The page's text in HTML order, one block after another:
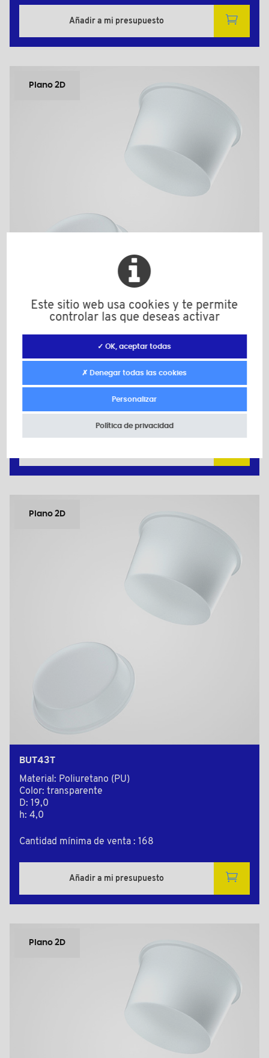
Añadir a mi presupuesto
Plano 2D
Material: Poliuretano (PU)
Color: transparente
h: 5,0
Cantidad mínima de venta : 400
Plano 2D
BUT43T
Material: Poliuretano (PU)
Color: transparente
D: 19,0
h: 4,0
Cantidad mínima de venta : 168
Añadir a mi presupuesto
Plano 2D
Este sitio web usa cookies y te permite
controlar las que deseas activar
✓ OK, aceptar todas
✗ Denegar todas las cookies
Personalizar
Política de privacidad